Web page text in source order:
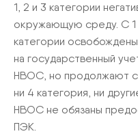
1, 2 и 3 категории
окружающую среду. С 1
категории
на государственный
НВОС, но продолжают
ни 4 категория, ни
НВОС не обязаны
ПЭК.